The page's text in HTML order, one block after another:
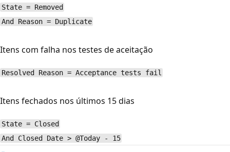
State = Removed
And Reason = Duplicate
Itens com falha nos testes de aceitação
Resolved Reason = Acceptance tests fail
Itens fechados nos últimos 15 dias
State = Closed
And Closed Date > @Today - 15